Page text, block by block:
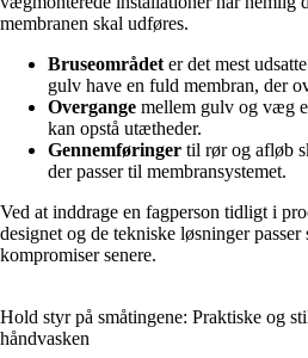
membranen skal udføres.
Bruseområdeter det mest
gulv have en fuld membran, der
Overgange mellem gulv og væg
kan opstå utætheder.
Gennemføringer til rør og afløb
der passer til membransystemet.
Ved at inddrage en fagperson tidligt i
designet og de tekniske løsninger
kompromiser senere.
Hold styr på småtingene: Praktiske og
håndvasken